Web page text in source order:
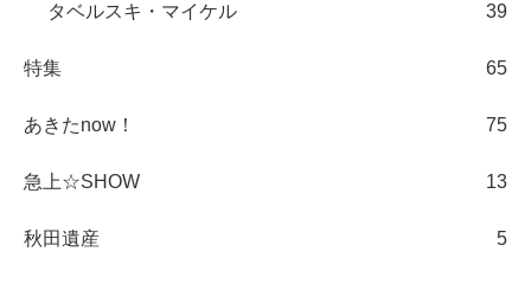
タベルスキ・マイケル 39
特集 65
あきたnow！ 75
急上☆SHOW 13
秋田遺産 5